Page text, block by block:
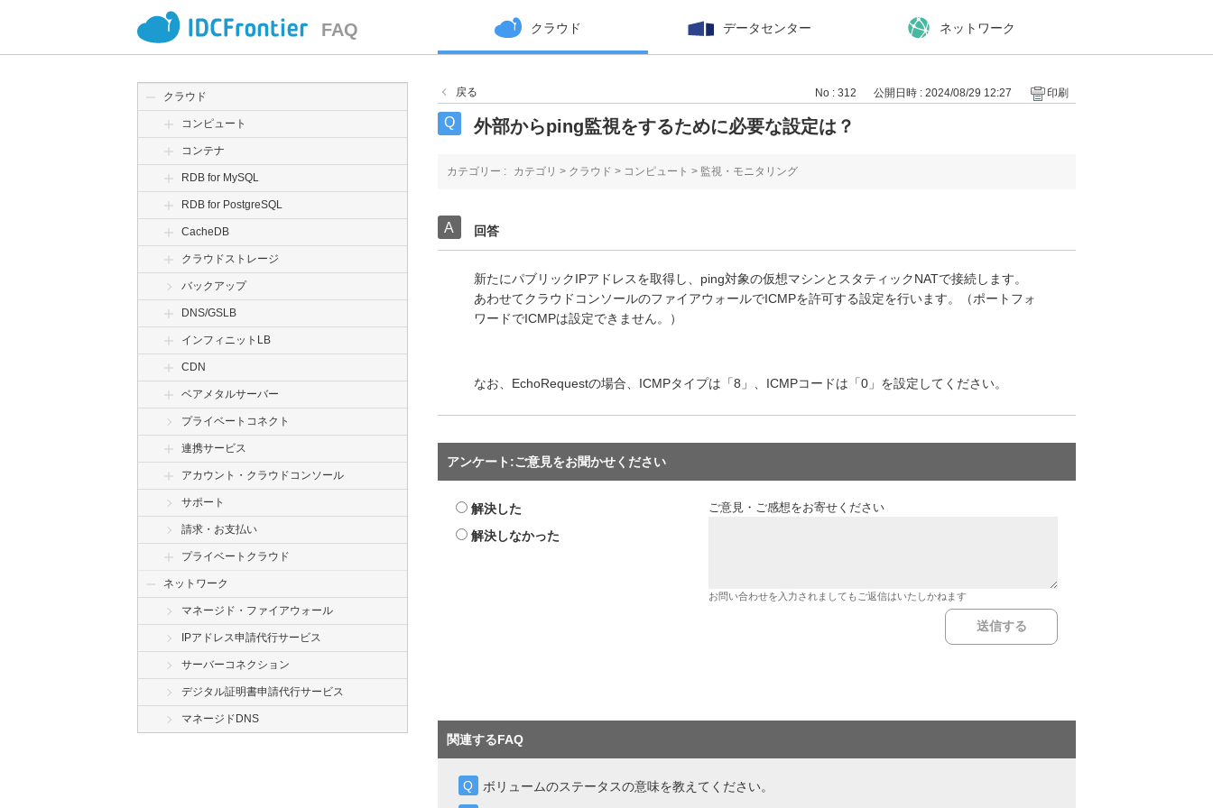
FAQ クラウド データセンター ネットワーク
クラウド
コンピュート
コンテナ
RDB for MySQL
RDB for PostgreSQL
CacheDB
クラウドストレージ
バックアップ
DNS/GSLB
インフィニットLB
CDN
ベアメタルサーバー
プライベートコネクト
連携サービス
アカウント・クラウドコンソール
サポート
請求・お支払い
プライベートクラウド
ネットワーク
マネージド・ファイアウォール
IPアドレス申請代行サービス
サーバーコネクション
デジタル証明書申請代行サービス
マネージドDNS
戻る No : 312 公開日時 : 2024/08/29 12:27 印刷
外部からping監視をするために必要な設定は？
カテゴリー : カテゴリ > クラウド > コンピュート > 監視・モニタリング
回答
新たにパブリックIPアドレスを取得し、ping対象の仮想マシンとスタティックNATで接続します。
あわせてクラウドコンソールのファイアウォールでICMPを許可する設定を行います。（ポートフォ
ワードでICMPは設定できません。）
なお、EchoRequestの場合、ICMPタイプは「8」、ICMPコードは「0」を設定してください。
アンケート:ご意見をお聞かせください
解決した
解決しなかった
ご意見・ご感想をお寄せください
お問い合わせを入力されましてもご返信はいたしかねます
関連するFAQ
ボリュームのステータスの意味を教えてください。